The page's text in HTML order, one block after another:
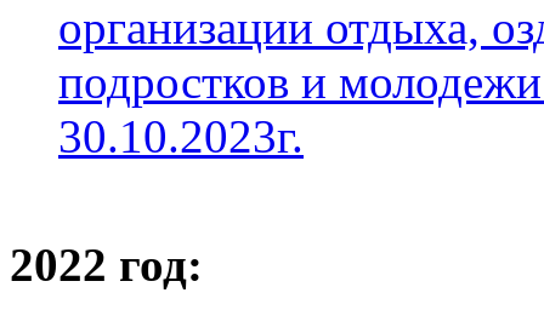
организации отдыха,
подростков и
30.10.2023г.
2022 год: